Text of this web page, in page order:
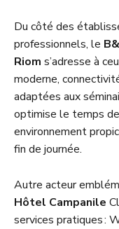
Du côté des
professionnels, le
Riom s’adresse à
moderne,
adaptées aux
optimise le temps
environnement
fin de journée.
Autre acteur
Hôtel Campanile
services pratiques :